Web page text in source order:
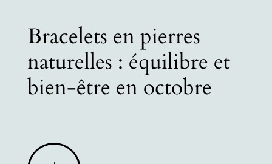
Bracelets en pierres
naturelles : équilibre et
bien-être en octobre